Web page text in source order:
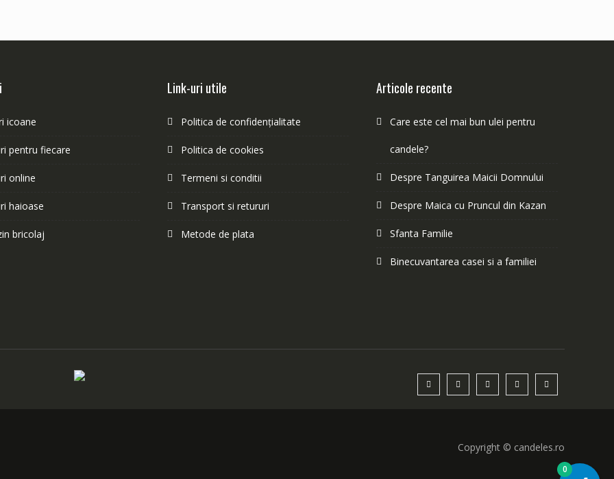
icoane
pentru fiecare
online
haioase
bricolaj
Link-uri utile
Politica de confidențialitate
Politica de cookies
Termeni si conditii
Transport si retururi
Metode de plata
Articole recente
Care este cel mai bun ulei pentru
candele?
Despre Tanguirea Maicii Domnului
Despre Maica cu Pruncul din Kazan
Sfanta Familie
Binecuvantarea casei si a familiei
Copyright © candeles.ro
0